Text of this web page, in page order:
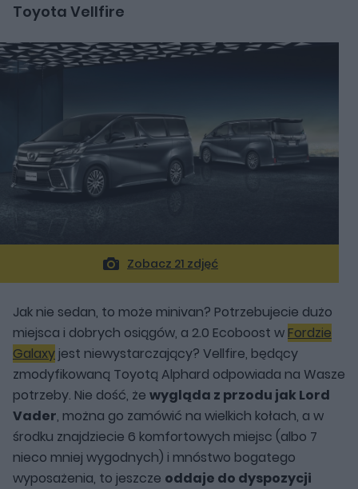
Toyota Vellfire
Zobacz 21 zdjęć
Jak nie sedan, to może minivan? Potrzebujecie dużo
miejsca i dobrych osiągów, a 2.0 Ecoboost w Fordzie
Galaxy jest niewystarczający? Vellfire, będący
zmodyfikowaną Toyotą Alphard odpowiada na Wasze
potrzeby. Nie dość, że wygląda z przodu jak Lord
Vader, można go zamówić na wielkich kołach, a w
środku znajdziecie 6 komfortowych miejsc (albo 7
nieco mniej wygodnych) i mnóstwo bogatego
wyposażenia, to jeszcze oddaje do dyspozycji